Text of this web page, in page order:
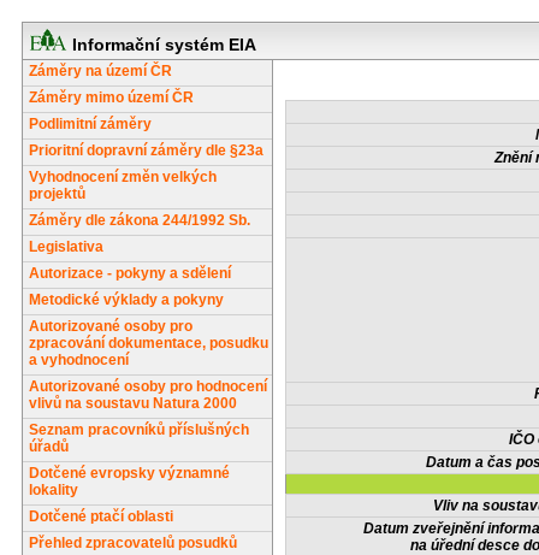
Informační systém EIA
Záměry na území ČR
Záměry mimo území ČR
Podlimitní záměry
Prioritní dopravní záměry dle §23a
Vyhodnocení změn velkých
projektů
Záměry dle zákona 244/1992 Sb.
Legislativa
Autorizace - pokyny a sdělení
Metodické výklady a pokyny
Autorizované osoby pro
zpracování dokumentace, posudku
a vyhodnocení
Autorizované osoby pro hodnocení
vlivů na soustavu Natura 2000
Seznam pracovníků příslušných
úřadů
Dotčené evropsky významné
lokality
Dotčené ptačí oblasti
Přehled zpracovatelů posudků
Znění
IČO
Datum a čas
Vliv na
Datum zveřejnění
na úřední desce